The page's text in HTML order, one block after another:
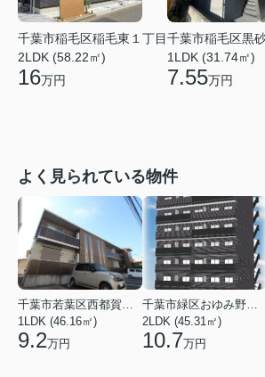
千葉市稲毛区稲毛東１丁目
2LDK (58.22㎡)
16万円
千葉市稲毛区黒
1LDK (31.74㎡)
7.55万円
よく見られている物件
1LDK (46.16㎡)
9.2万円
2LDK (45.31㎡)
10.7万円